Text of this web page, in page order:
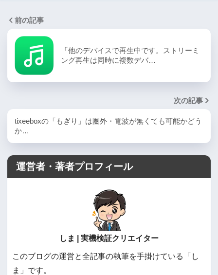
前の記事
「他のデバイスで再生中です。ストリーミ
ング再生は同時に複数デバ…
次の記事
tixeeboxの「もぎり」は圏外・電波が無くても可能かどう
か…
運営者・著者プロフィール
しま | 実機検証クリエイター
このブログの運営と全記事の執筆を手掛けている「し
ま」です。